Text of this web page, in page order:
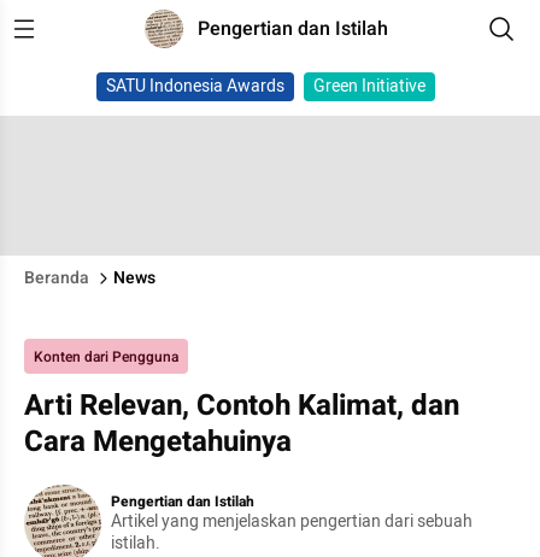
Pengertian dan Istilah
SATU Indonesia Awards Green Initiative
Beranda News
Konten dari Pengguna
Arti Relevan, Contoh Kalimat, dan
Cara Mengetahuinya
Pengertian dan Istilah
Artikel yang menjelaskan pengertian dari sebuah
istilah.